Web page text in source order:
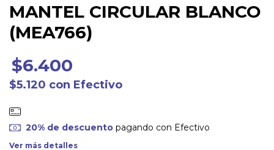
MANTEL CIRCULAR BLANCO
(MEA766)
$6.400
$5.120 con Efectivo
20% de descuentopagando con Efectivo
Ver más detalles